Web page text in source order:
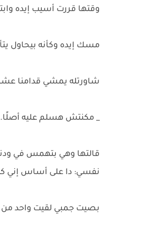
وقتها قررت أسيب إيده
مسك إيده وكأنه بيحاول
شاورتله يمشي قدامنا
_ مكنتش هسلم عليه أصلًا.
قالتها وهي بتهمس في
نفسي: دا على أساس إني
بصيت جمبي لقيت واحد من